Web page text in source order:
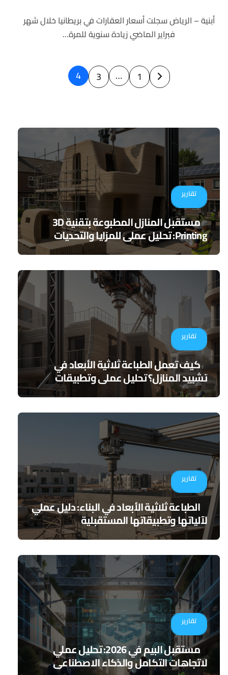
أبنية – الرياض سجلت أسعار العقارات في بريطانيا خلال شهر
فبراير الماضي زيادة سنوية للمرة...
Posts
pagination
1
…
3
4
تقارير
مستقبل المنازل المطبوعة بتقنية 3D
Printing: تحليل عملي للمزايا والتحديات
تقارير
كيف تعمل الطباعة ثلاثية الأبعاد في
تشييد المنازل؟ تحليل عملي وتطبيقات
مستقبلية
تقارير
الطباعة ثلاثية الأبعاد في البناء: دليل عملي
لآلياتها وتطبيقاتها المستقبلية
تقارير
مستقبل البيم في 2026: تحليل عملي
لاتجاهات التكامل والذكاء الاصطناعي